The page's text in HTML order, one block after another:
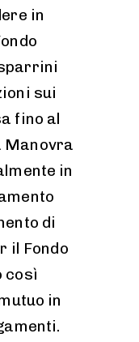
in
sui
fino al
Manovra
in
di
il Fondo
così
in